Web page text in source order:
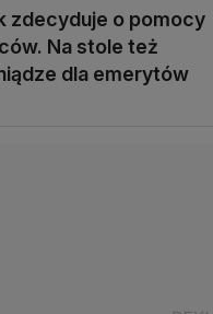
zdecyduje o pomocy
Na stole też
dla emerytów